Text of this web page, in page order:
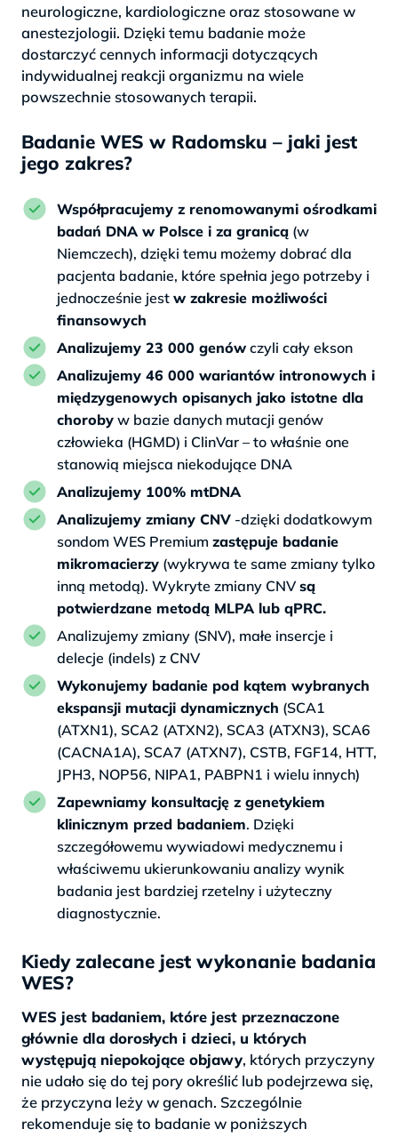
neurologiczne, kardiologiczne oraz stosowane w
anestezjologii. Dzięki temu badanie może
dostarczyć cennych informacji dotyczących
indywidualnej reakcji organizmu na wiele
powszechnie stosowanych terapii.
Badanie WES w Radomsku – jaki jest
jego zakres?
Współpracujemy z renomowanymi ośrodkami
badań DNA w Polsce i za granicą (w
Niemczech), dzięki temu możemy dobrać dla
pacjenta badanie, które spełnia jego potrzeby i
jednocześnie jest w zakresie możliwości
finansowych
Analizujemy 23 000 genów czyli cały ekson
Analizujemy 46 000 wariantów intronowych i
międzygenowych opisanych jako istotne dla
choroby w bazie danych mutacji genów
człowieka (HGMD) i ClinVar – to właśnie one
stanowią miejsca niekodujące DNA
Analizujemy 100% mtDNA
Analizujemy zmiany CNV -dzięki dodatkowym
sondom WES Premium zastępuje badanie
mikromacierzy (wykrywa te same zmiany tylko
inną metodą). Wykryte zmiany CNV są
potwierdzane metodą MLPA lub qPRC.
Analizujemy zmiany (SNV), małe insercje i
delecje (indels) z CNV
Wykonujemy badanie pod kątem wybranych
ekspansji mutacji dynamicznych (SCA1
(ATXN1), SCA2 (ATXN2), SCA3 (ATXN3), SCA6
(CACNA1A), SCA7 (ATXN7), CSTB, FGF14, HTT,
JPH3, NOP56, NIPA1, PABPN1 i wielu innych)
Zapewniamy konsultację z genetykiem
klinicznym przed badaniem. Dzięki
szczegółowemu wywiadowi medycznemu i
właściwemu ukierunkowaniu analizy wynik
badania jest bardziej rzetelny i użyteczny
diagnostycznie.
Kiedy zalecane jest wykonanie badania
WES?
WES jest badaniem, które jest przeznaczone
głównie dla dorosłych i dzieci, u których
występują niepokojące objawy, których przyczyny
nie udało się do tej pory określić lub podejrzewa się,
że przyczyna leży w genach. Szczególnie
rekomenduje się to badanie w poniższych